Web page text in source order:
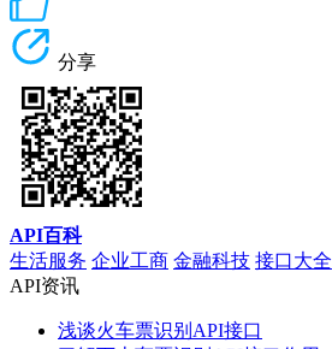
分享
API百科
生活服务 企业工商 金融科技 接口大全
API资讯
浅谈火车票识别API接口